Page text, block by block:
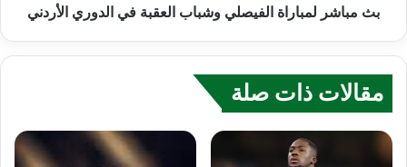
بث مباشر لمباراة الفيصلي وشباب العقبة في الدوري الأردني
مقالات ذات صلة